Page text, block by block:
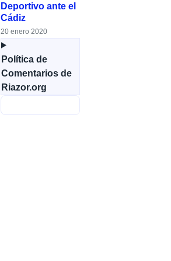
Deportivo ante el
Cádiz
20 enero 2020
Política de
Comentarios de
Riazor.org